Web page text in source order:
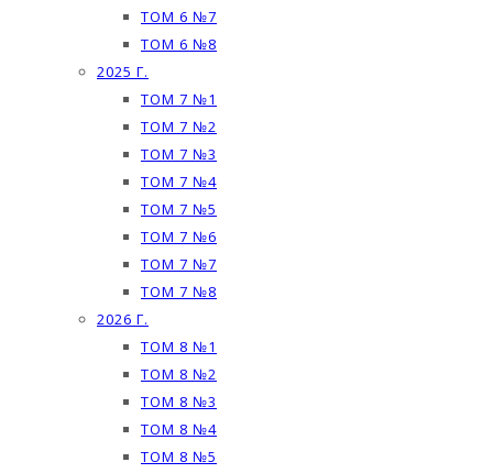
ТОМ 6 №7
ТОМ 6 №8
2025 Г.
ТОМ 7 №1
ТОМ 7 №2
ТОМ 7 №3
ТОМ 7 №4
ТОМ 7 №5
ТОМ 7 №6
ТОМ 7 №7
ТОМ 7 №8
2026 Г.
ТОМ 8 №1
ТОМ 8 №2
ТОМ 8 №3
ТОМ 8 №4
ТОМ 8 №5